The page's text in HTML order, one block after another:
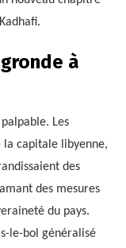
à
Les
la capitale libyenne,
des
des mesures
du pays.
le-bol généralisé